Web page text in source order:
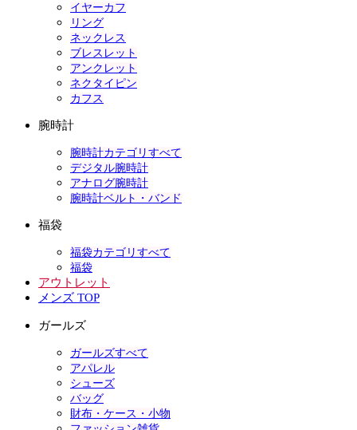
イヤーカフ
リング
ネックレス
ブレスレット
アンクレット
ネクタイピン
カフス
腕時計
腕時計カテゴリすべて
デジタル腕時計
アナログ腕時計
腕時計ベルト・バンド
福袋
福袋カテゴリすべて
福袋
アウトレット
メンズ TOP
ガールズ
ガールズすべて
アパレル
シューズ
バッグ
財布・ケース・小物